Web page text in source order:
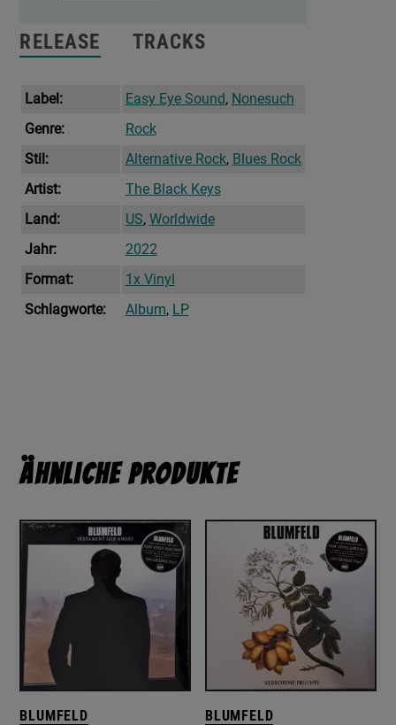
Menge
RELEASE TRACKS
Label: Easy Eye Sound, Nonesuch
Genre:
Rock
Stil:
Alternative Rock, Blues Rock
Artist:
The Black Keys
Land:
US, Worldwide
Jahr:
2022
Format:
1x Vinyl
Schlagworte:
Album, LP
Ähnliche Produkte
BLUMFELD BLUMFELD